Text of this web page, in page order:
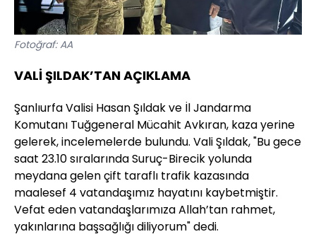
Fotoğraf: AA
VALİ ŞILDAK’TAN AÇIKLAMA
Şanlıurfa Valisi Hasan Şıldak ve İl Jandarma
Komutanı Tuğgeneral Mücahit Avkıran, kaza yerine
gelerek, incelemelerde bulundu. Vali Şıldak, "Bu gece
saat 23.10 sıralarında Suruç-Birecik yolunda
meydana gelen çift taraflı trafik kazasında
maalesef 4 vatandaşımız hayatını kaybetmiştir.
Vefat eden vatandaşlarımıza Allah’tan rahmet,
yakınlarına başsağlığı diliyorum" dedi.